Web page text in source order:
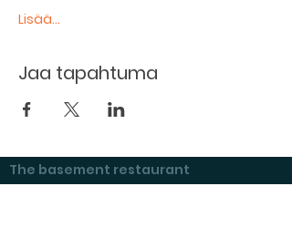
Lisää...
Jaa tapahtuma
The basement restaurant